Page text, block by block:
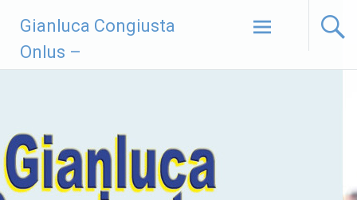
contenuto
Gianluca Congiusta
Onlus –